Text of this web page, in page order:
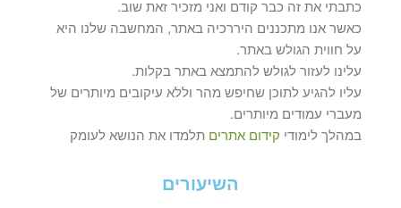
כתבתי את זה כבר קודם ואני מזכיר זאת שוב.
כאשר אנו מתכננים היררכיה באתר, המחשבה שלנו היא
על חווית הגולש באתר.
עלינו לעזור לגולש להתמצא באתר בקלות.
עליו להגיע לתוכן שחיפש מהר וללא עיקובים מיותרים של
מעברי עמודים מיותרים.
במהלך לימודי קידום אתרים תלמדו את הנושא לעומק
השיעורים